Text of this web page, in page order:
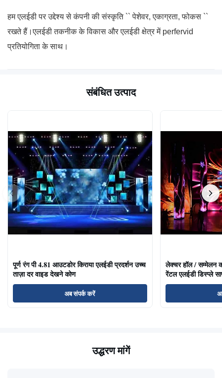
हम एलईडी पर उद्देश्य से कंपनी की संस्कृति `` पेशेवर, एकाग्रता, फोकस ``
रखते हैं।एलईडी तकनीक के विकास और एलईडी क्षेत्र में perfervid
प्रतियोगिता के साथ।
संबंधित उत्पाद
पूर्ण रंग पी 4.81 आउटडोर किराया एलईडी प्रदर्शन उच्च
ताज़ा दर वाइड देखने कोण
अब संपर्क करें
लेक्चर हॉल / सम्मेलन
रेंटल एलईडी डिस्प्ले
उद्धरण मांगें